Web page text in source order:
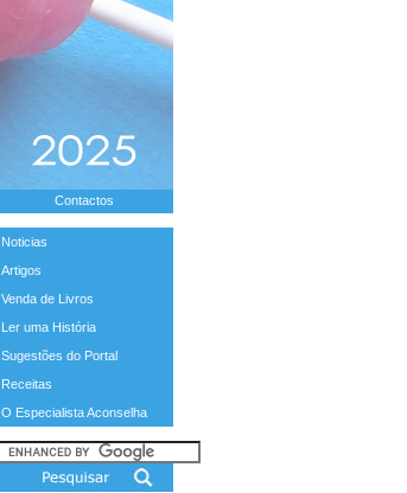
Contactos
Noticias
Artigos
Venda de Livros
Ler uma História
Sugestões do Portal
Receitas
O Especialista Aconselha